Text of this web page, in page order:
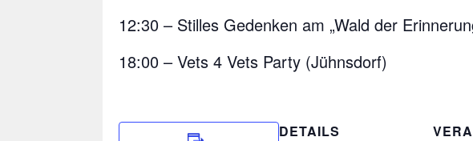
12:30 – Stilles Gedenken am „Wald der
18:00 – Vets 4 Vets Party (Jühnsdorf)
DETAILS